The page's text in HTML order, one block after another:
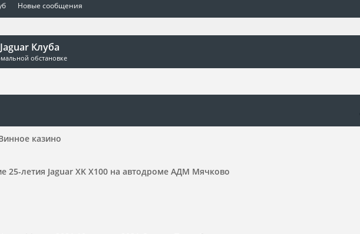
Новые сообщения
Клуба
обстановке
казино
25-летия Jaguar XK X100 на автодроме АДМ Мячково